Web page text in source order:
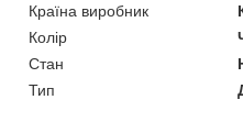
Країна виробник
Колір
Стан
Тип